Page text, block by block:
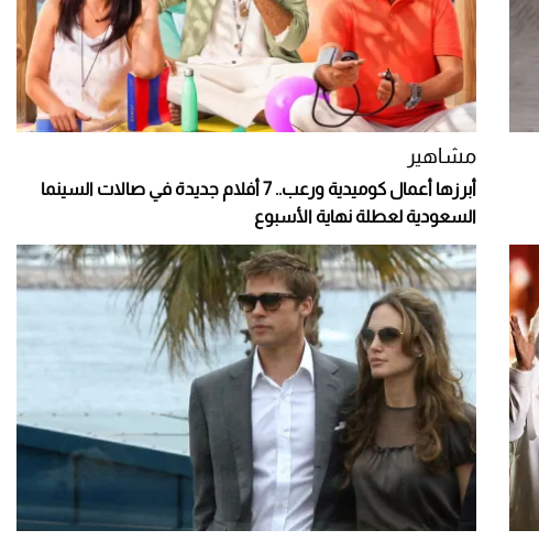
مشاهير
أبرزها أعمال كوميدية ورعب.. 7 أفلام جديدة في صالات السينما
السعودية لعطلة نهاية الأسبوع